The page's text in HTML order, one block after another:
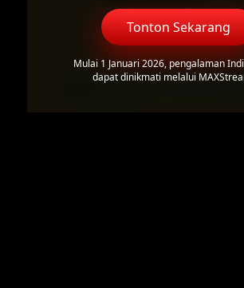
Tonton Sekarang
Mulai 1 Januari 2026, pengalaman
dapat dinikmati melalui